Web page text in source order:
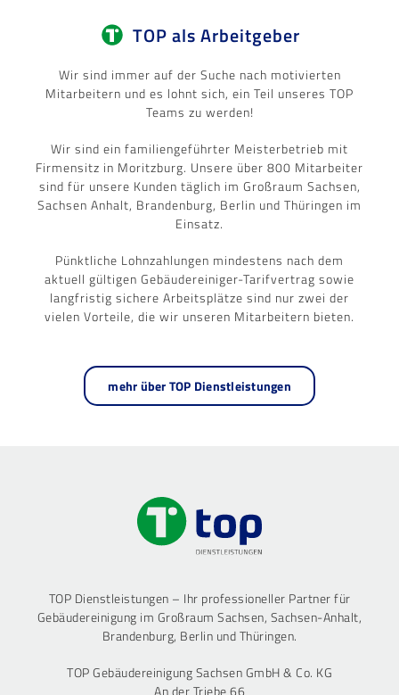
TOP als Arbeitgeber
Wir sind immer auf der Suche nach motivierten
Mitarbeitern und es lohnt sich, ein Teil unseres TOP
Teams zu werden!
Wir sind ein familiengeführter Meisterbetrieb mit
Firmensitz in Moritzburg. Unsere über 800 Mitarbeiter
sind für unsere Kunden täglich im Großraum Sachsen,
Sachsen Anhalt, Brandenburg, Berlin und Thüringen im
Einsatz.
Pünktliche Lohnzahlungen mindestens nach dem
aktuell gültigen Gebäudereiniger-Tarifvertrag sowie
langfristig sichere Arbeitsplätze sind nur zwei der
vielen Vorteile, die wir unseren Mitarbeitern bieten.
mehr über TOP Dienstleistungen
TOP Dienstleistungen – Ihr professioneller Partner für
Gebäudereinigung im Großraum Sachsen, Sachsen-Anhalt,
Brandenburg, Berlin und Thüringen.
TOP Gebäudereinigung Sachsen GmbH & Co. KG